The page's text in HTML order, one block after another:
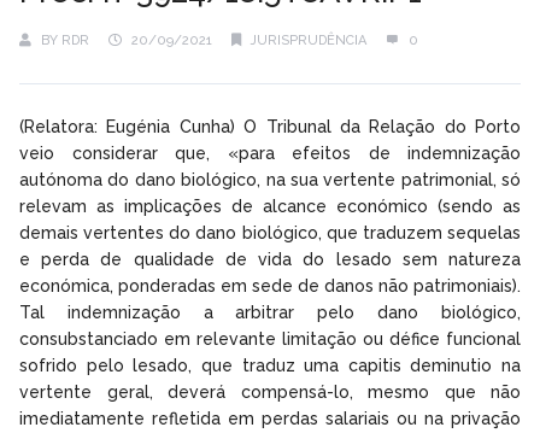
BY RDR 20/09/2021 JURISPRUDÊNCIA 0
(Relatora: Eugénia Cunha) O Tribunal da Relação do Porto
veio considerar que, «para efeitos de indemnização
autónoma do dano biológico, na sua vertente patrimonial, só
relevam as implicações de alcance económico (sendo as
demais vertentes do dano biológico, que traduzem sequelas
e perda de qualidade de vida do lesado sem natureza
económica, ponderadas em sede de danos não patrimoniais).
Tal indemnização a arbitrar pelo dano biológico,
consubstanciado em relevante limitação ou défice funcional
sofrido pelo lesado, que traduz uma capitis deminutio na
vertente geral, deverá compensá-lo, mesmo que não
imediatamente refletida em perdas salariais ou na privação